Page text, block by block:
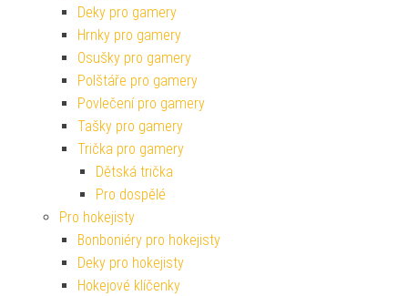
Deky pro gamery
Hrnky pro gamery
Osušky pro gamery
Polštáře pro gamery
Povlečení pro gamery
Tašky pro gamery
Trička pro gamery
Dětská trička
Pro dospělé
Pro hokejisty
Bonboniéry pro hokejisty
Deky pro hokejisty
Hokejové klíčenky